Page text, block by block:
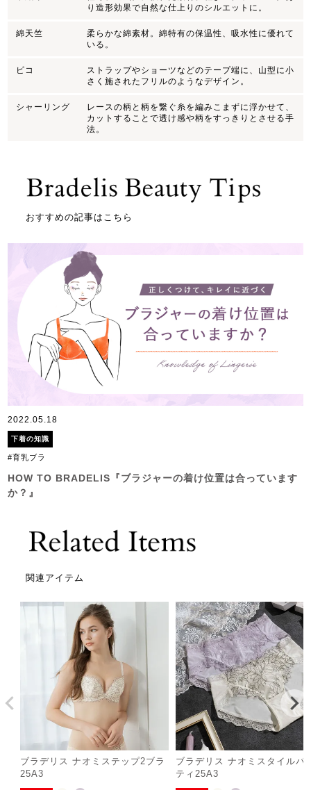
り造形効果で自然な仕上りのシルエットに。
綿天竺
柔らかな綿素材。綿特有の保温性、吸水性に優れて
いる。
ピコ
ストラップやショーツなどのテープ端に、山型に小
さく施されたフリルのようなデザイン。
シャーリング
レースの柄と柄を繋ぐ糸を編みこまずに浮かせて、
カットすることで透け感や柄をすっきりとさせる手
法。
おすすめの記事はこちら
2022.05.18
下着の知識
#育乳ブラ
HOW TO BRADELIS『ブラジャーの着け位置は合っています
か？』
関連アイテム
ブラデリス ナオミステップ2ブラ
25A3
ブラデリス ナオミスタイルパ
ティ25A3